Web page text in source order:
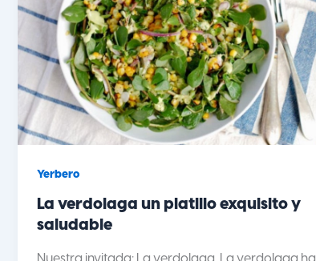
Yerbero
La verdolaga un platillo exquisito y
saludable